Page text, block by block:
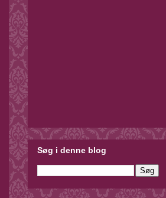
Søg i denne blog